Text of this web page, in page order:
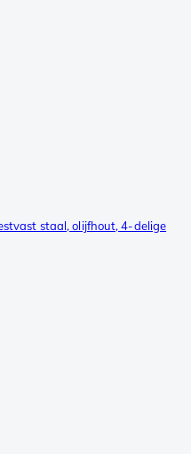
staal, olijfhout, 4-delige